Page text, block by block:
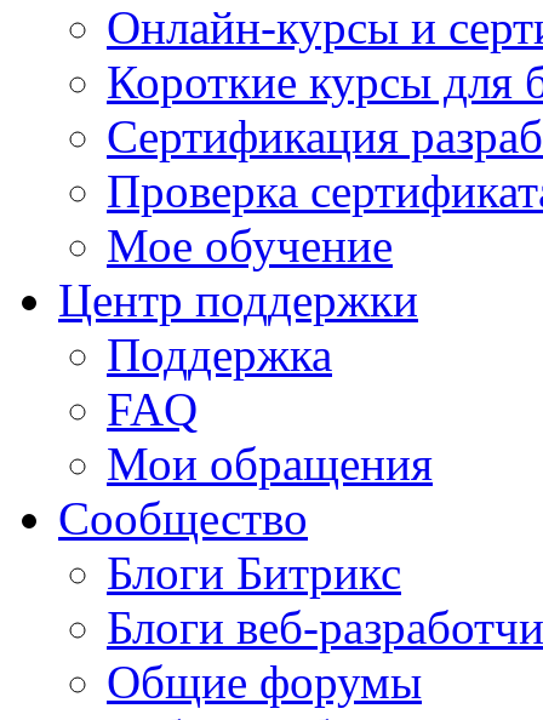
Онлайн-курсы и
Короткие курсы для
Сертификация
Проверка
Мое обучение
Центр поддержки
Поддержка
FAQ
Мои обращения
Сообщество
Блоги Битрикс
Блоги веб-
Общие форумы